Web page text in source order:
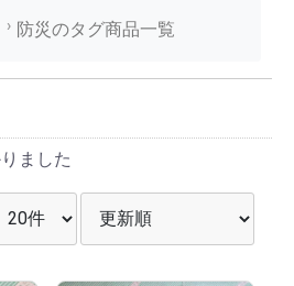
防災のタグ商品一覧
一覧
ました
並び順を選択